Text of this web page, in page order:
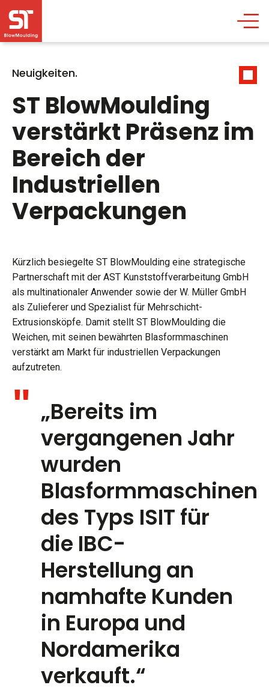
Neuigkeiten.
ST BlowMoulding
verstärkt Präsenz im
Bereich der
Industriellen
Verpackungen
Kürzlich besiegelte ST BlowMoulding eine strategische
Partnerschaft mit der AST Kunststoffverarbeitung GmbH
als multinationaler Anwender sowie der W. Müller GmbH
als Zulieferer und Spezialist für Mehrschicht-
Extrusionsköpfe. Damit stellt ST BlowMoulding die
Weichen, mit seinen bewährten Blasformmaschinen
verstärkt am Markt für industriellen Verpackungen
aufzutreten.
„Bereits im
vergangenen Jahr
wurden
Blasformmaschinen
des Typs ISIT für
die IBC-
Herstellung an
namhafte Kunden
in Europa und
Nordamerika
verkauft.“